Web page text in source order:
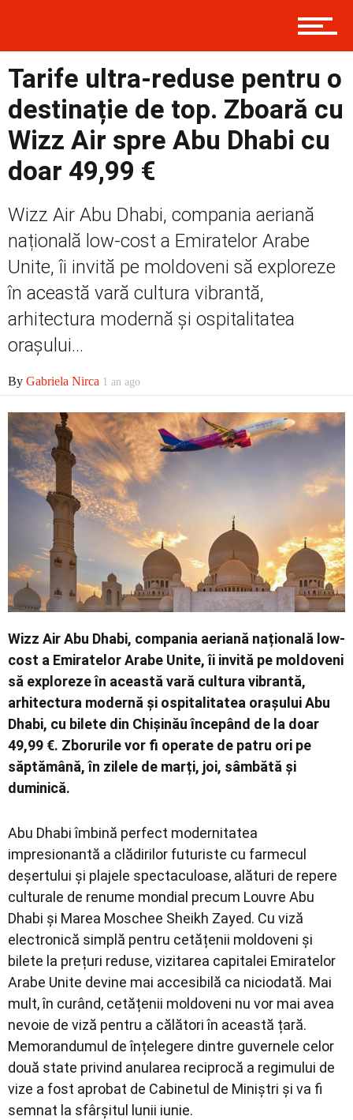
Externe
Social
Economic
Contact
Tarife ultra-reduse pentru o
destinație de top. Zboară cu
Wizz Air spre Abu Dhabi cu
doar 49,99 €
Wizz Air Abu Dhabi, compania aeriană
națională low-cost a Emiratelor Arabe
Unite, îi invită pe moldoveni să exploreze
în această vară cultura vibrantă,
arhitectura modernă și ospitalitatea
orașului...
By Gabriela Nirca 1 an ago
Wizz Air Abu Dhabi, compania aeriană națională low-
cost a Emiratelor Arabe Unite, îi invită pe moldoveni
să exploreze în această vară cultura vibrantă,
arhitectura modernă și ospitalitatea orașului Abu
Dhabi, cu bilete din Chișinău începând de la doar
49,99 €. Zborurile vor fi operate de patru ori pe
săptămână, în zilele de marți, joi, sâmbătă și
duminică.
Abu Dhabi îmbină perfect modernitatea
impresionantă a clădirilor futuriste cu farmecul
deșertului și plajele spectaculoase, alături de repere
culturale de renume mondial precum Louvre Abu
Dhabi și Marea Moschee Sheikh Zayed. Cu viză
electronică simplă pentru cetățenii moldoveni și
bilete la prețuri reduse, vizitarea capitalei Emiratelor
Arabe Unite devine mai accesibilă ca niciodată. Mai
mult, în curând, cetățenii moldoveni nu vor mai avea
nevoie de viză pentru a călători în această țară.
Memorandumul de înțelegere dintre guvernele celor
două state privind anularea reciprocă a regimului de
vize a fost aprobat de Cabinetul de Miniștri și va fi
semnat la sfârșitul lunii iunie.